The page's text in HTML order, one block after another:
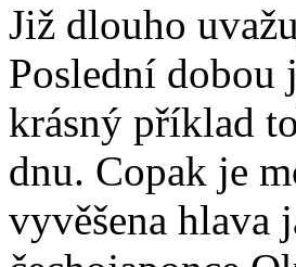
Již dlouho
Poslední dobou
krásný příklad
dnu. Copak je
vyvěšena hlava